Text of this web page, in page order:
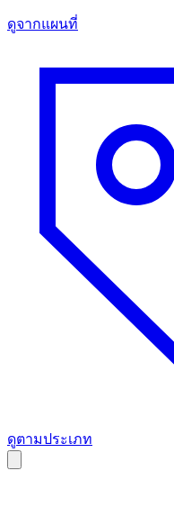
ดูจากแผนที่
ดูตามประเภท